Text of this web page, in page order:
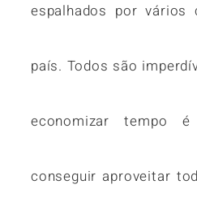
espalhados por
país. Todos são
economizar tempo é
conseguir aproveitar